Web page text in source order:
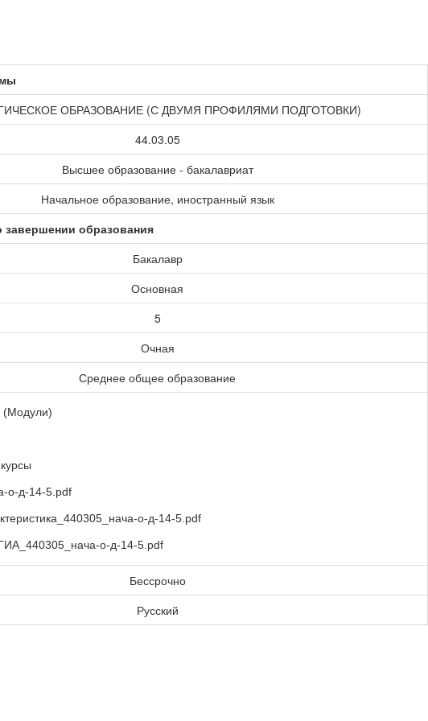
ОБРАЗОВАНИЕ (С ДВУМЯ ПРОФИЛЯМИ ПОДГОТОВКИ)
44.03.05
Высшее образование - бакалавриат
Начальное образование, иностранный язык
образования
Бакалавр
Основная
5
Очная
Среднее общее образование
(Модули)
о-д-14-5.pdf
о-д-14-5.pdf
о-д-14-5.pdf
Бессрочно
Русский